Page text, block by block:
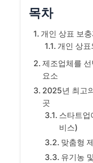
목차
개인 상표 보
개인 상
제조업체를
요소
2025년 최고
곳
스타트업
비스)
맞춤형
유기농